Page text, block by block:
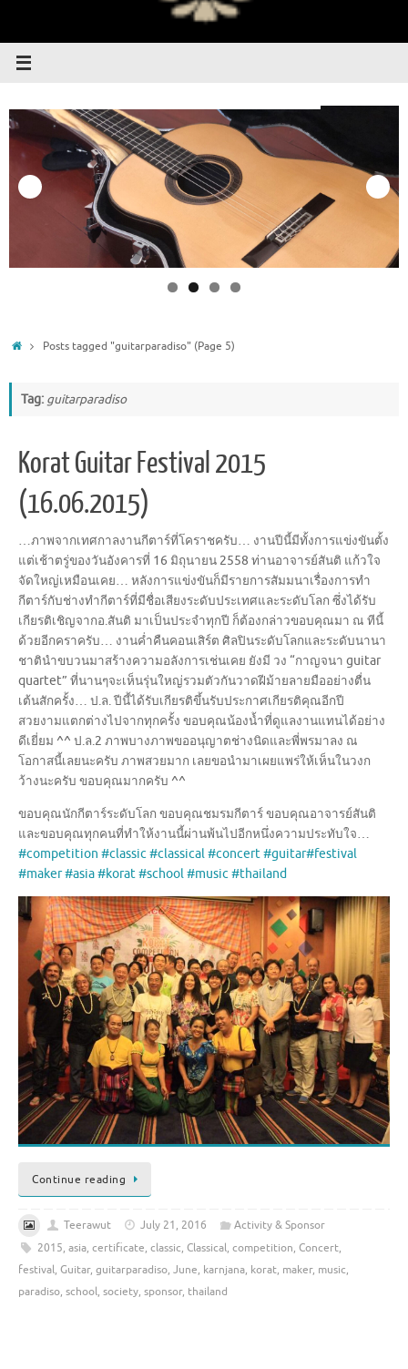
HomePosts tagged "guitarparadiso" (Page 5)
Tag: guitarparadiso
Korat Guitar Festival 2015
(16.06.2015)
…ภาพจากเทศกาลงานกีตาร์ที่โคราชครับ… งานปีนี้มีทั้งการแข่งขันตั้ง
แต่เช้าตรู่ของวันอังคารท ี่ 16 มิถุนายน 2558 ท่านอาจารย์สันติ แก้วใจ
จัดใหญ่เหมือนเคย… หลังการแข่งขันก็มีรายการสัมมนาเรื่องการทำ
กีตาร์กับช่างทำกีตาร์ที่มีชื่อเสียงระดับประเทศและระดับโลก ซึ่งได้รับ
เกียรติเชิญจากอ.สันติ มาเป็นประจำทุกปี ก็ต้องกล่าวขอบคุณมา ณ ทีนี้
ด้วยอีกคราครับ… งานค่ำคืนคอนเสิร์ต ศิลปินระดับโลกและระดับนานา
ชาตินำขบวนมาสร้างความอลังการเช่นเคย ยังมี วง “กาญจนา guitar
quartet” ที่นานๆจะเห็นรุ่นใหญ่รวมตัวกันวาดฝีม้ายลายมืออย่างตื่น
เต้นสักครั้ง… ป.ล. ปีนี้ได้รับเกียรติขึ้นรับประกาศเกียรติคุณอีกปี
สวยงามแตกต่างไปจากทุกครั้ง ขอบคุณน้องน้ำที่ดูแลงานแทนได้อย่าง
ดีเยี่ยม ^^ ป.ล.2 ภาพบางภาพขออนุญาตช่างนิดและพี่พรมาลง ณ
โอกาสนี้เลยนะครับ ภาพสวยมาก เลยขอนำมาเผยแพร่ให้เห็นในวงก
ว้างนะครับ ขอบคุณมากครับ ^^
ขอบคุณนักกีตาร์ระดับโลก ขอบคุณชมรมกีตาร์ ขอบคุณอาจารย์สันติ
และขอบคุณทุกคนที่ทำให้งานนี้ผ่านพ้นไปอีกหนึ่งความประทับใจ…
#competition #classic#classical#concert#guitar#festival
#maker#asia#korat#school#music#thailand
Continue reading
Teerawut July 21, 2016
Activity & Sponsor
2015, asia, certificate, classic, Classical, competition, Concert,
festival, Guitar, guitarparadiso, June, karnjana, korat, maker, music,
paradiso, school, society, sponsor, thailand